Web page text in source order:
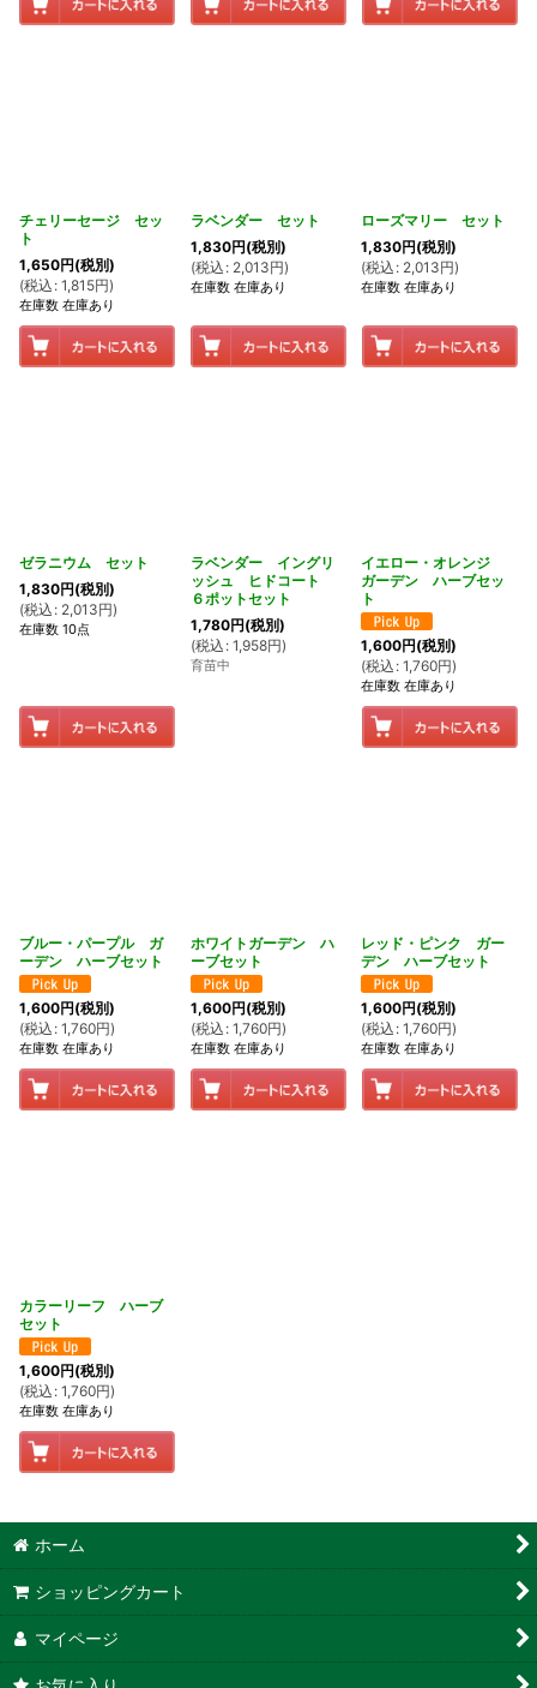
チェリーセージ セッ
ト
1,650円(税別)
(税込 : 1,815円)
在庫数 在庫あり
ラベンダー セット
1,830円(税別)
(税込 : 2,013円)
在庫数 在庫あり
ローズマリー セット
1,830円(税別)
(税込 : 2,013円)
在庫数 在庫あり
ゼラニウム セット
1,830円(税別)
(税込 : 2,013円)
在庫数 10点
ラベンダー イングリ
ッシュ ヒドコート
６ポットセット
1,780円(税別)
(税込 : 1,958円)
育苗中
イエロー・オレンジ
ガーデン ハーブセッ
ト
1,600円(税別)
(税込 : 1,760円)
在庫数 在庫あり
ブルー・パープル ガ
ーデン ハーブセット
1,600円(税別)
(税込 : 1,760円)
在庫数 在庫あり
ホワイトガーデン ハ
ーブセット
1,600円(税別)
(税込 : 1,760円)
在庫数 在庫あり
レッド・ピンク ガー
デン ハーブセット
1,600円(税別)
(税込 : 1,760円)
在庫数 在庫あり
カラーリーフ ハーブ
セット
1,600円(税別)
(税込 : 1,760円)
在庫数 在庫あり
ホーム
ショッピングカート
マイページ